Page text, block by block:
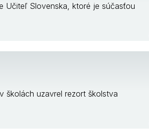
Učiteľ Slovenska, ktoré je súčasťou
školách uzavrel rezort školstva